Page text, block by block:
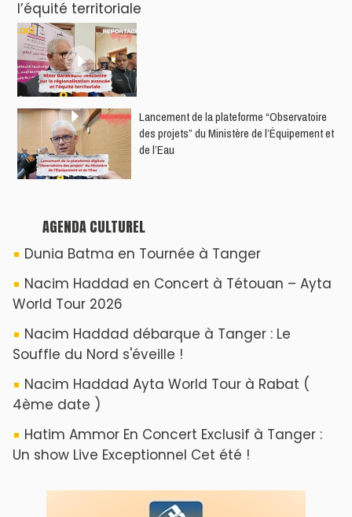
l’équité territoriale
​Lancement de la plateforme “Observatoire
des projets” du Ministère de l’Équipement et
de l’Eau
AGENDA CULTUREL
Dunia Batma en Tournée à Tanger
Nacim Haddad en Concert à Tétouan – Ayta
World Tour 2026
Nacim Haddad débarque à Tanger : Le
Souffle du Nord s'éveille !
Nacim Haddad Ayta World Tour à Rabat (
4ème date )
Hatim Ammor En Concert Exclusif à Tanger :
Un show Live Exceptionnel Cet été !